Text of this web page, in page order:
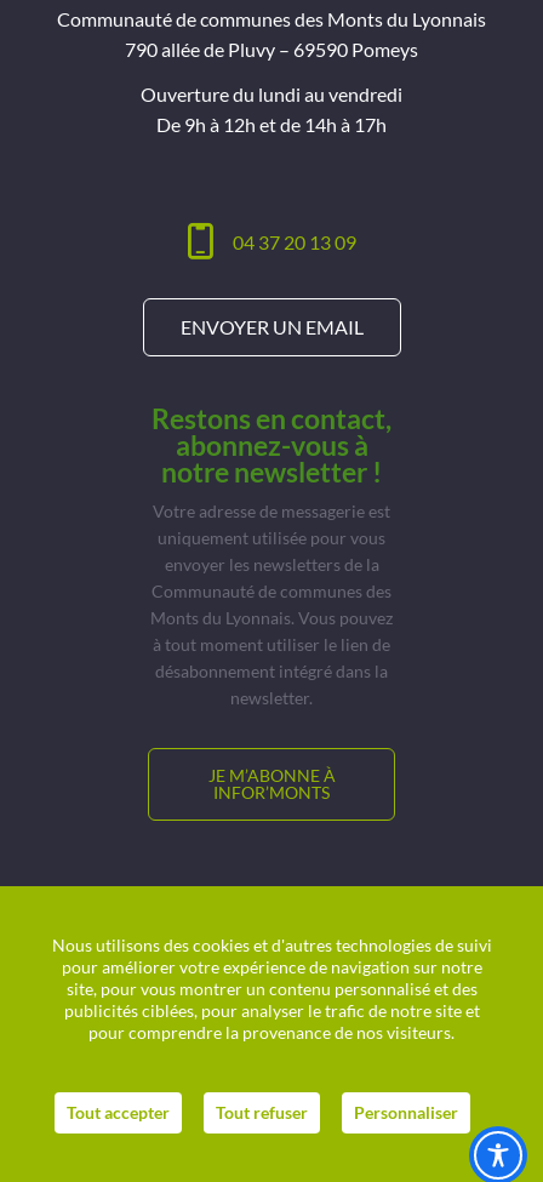
Communauté de communes des Monts du Lyonnais
790 allée de Pluvy – 69590 Pomeys
Ouverture du lundi au vendredi
De 9h à 12h et de 14h à 17h
04 37 20 13 09
ENVOYER UN EMAIL
Restons en contact,
abonnez-vous à
notre newsletter !
Votre adresse de messagerie est
uniquement utilisée pour vous
envoyer les newsletters de la
Communauté de communes des
Monts du Lyonnais. Vous pouvez
à tout moment utiliser le lien de
désabonnement intégré dans la
newsletter.
JE M’ABONNE À
INFOR’MONTS
Location de salles
Charte graphique
Plan du site
Politique de confidentialité
Nous utilisons des cookies et d'autres technologies de suivi
pour améliorer votre expérience de navigation sur notre
site, pour vous montrer un contenu personnalisé et des
publicités ciblées, pour analyser le trafic de notre site et
pour comprendre la provenance de nos visiteurs.
Tout accepter Tout refuser Personnaliser